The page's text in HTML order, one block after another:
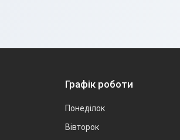
Графік роботи
Понеділок
Вівторок